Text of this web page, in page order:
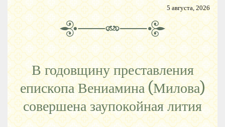
5 августа, 2026
В годовщину преставления
епископа Вениамина (Милова)
совершена заупокойная лития